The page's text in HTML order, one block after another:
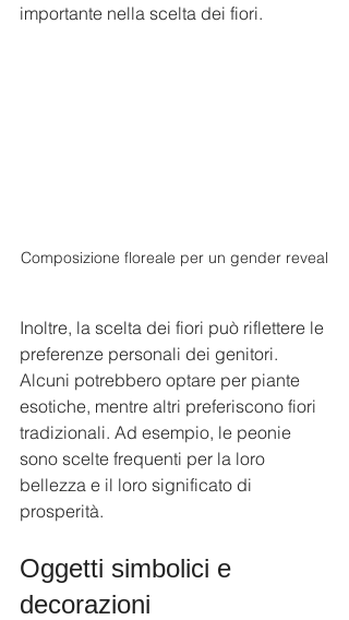
importante nella scelta dei fiori.
Composizione floreale per un gender reveal
Inoltre, la scelta dei fiori può riflettere le
preferenze personali dei genitori.
Alcuni potrebbero optare per piante
esotiche, mentre altri preferiscono fiori
tradizionali. Ad esempio, le peonie
sono scelte frequenti per la loro
bellezza e il loro significato di
prosperità.
Oggetti simbolici e
decorazioni